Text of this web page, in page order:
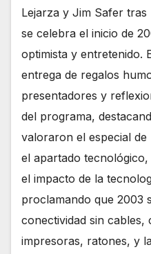
Lejarza y Jim Safer
se celebra el inicio de
optimista y entretenido.
entrega de regalos
presentadores y
del programa,
valoraron el especial
el apartado
el impacto de la
proclamando que 2003
conectividad sin cables,
impresoras, ratones, y